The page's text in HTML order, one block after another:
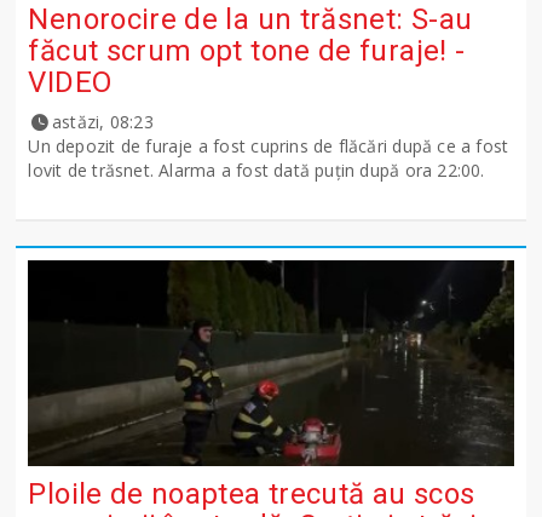
Nenorocire de la un trăsnet: S-au
făcut scrum opt tone de furaje! -
VIDEO
astăzi, 08:23
Un depozit de furaje a fost cuprins de flăcări după ce a fost
lovit de trăsnet. Alarma a fost dată puțin după ora 22:00.
Ploile de noaptea trecută au scos